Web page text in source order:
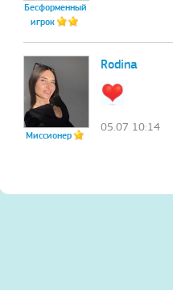
Бесформенный
игрок
Миссионер
Rodina
05.07 10:14